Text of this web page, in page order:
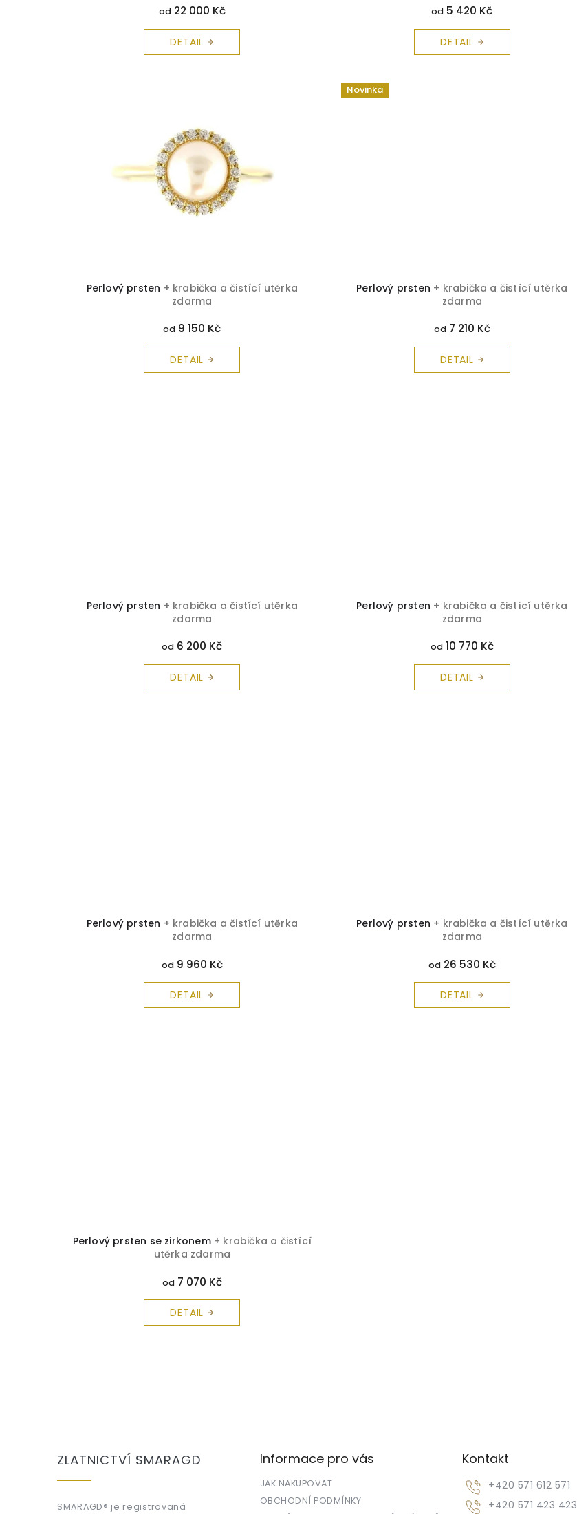
od22 000 Kč
DETAIL
od 5 420 Kč
DETAIL
Perlový prsten + krabička a čistící utěrka
zdarma
od 9 150 Kč
DETAIL
Novinka
Perlový prsten + krabička a čistící utěrka
zdarma
od7 210 Kč
DETAIL
Perlový prsten + krabička a čistící utěrka
zdarma
od 6 200 Kč
DETAIL
Perlový prsten + krabička a čistící utěrka
zdarma
od10 770 Kč
DETAIL
Perlový prsten + krabička a čistící utěrka
zdarma
od9 960 Kč
DETAIL
Perlový prsten + krabička a čistící utěrka
zdarma
od26 530 Kč
DETAIL
Perlový prsten se zirkonem + krabička a čistící
utěrka zdarma
od7 070 Kč
DETAIL
p
v
k
ZLATNICTVÍ SMARAGD
SMARAGD® je registrovaná
Informace pro vás
JAK NAKUPOVAT
OBCHODNÍ PODMÍNKY
Kontakt
+420 571 612 571
+420 571 423 423